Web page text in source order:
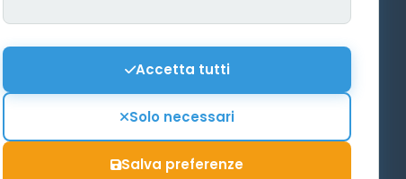
Mappa del sito
Contattaci
Accetta tutti
Solo necessari
Salva preferenze